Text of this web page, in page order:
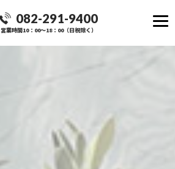
082-291-9400
営業時間10：00～18：00（日祝除く）